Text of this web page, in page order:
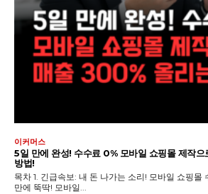
이커머스
5일 만에 완성! 수수료 0% 모바일 쇼핑몰 제작
방법!
목차 1. 긴급속보: 내 돈 나가는 소리! 모바일 쇼핑몰 수수료, 언제까지? 2. 5일
만에 뚝딱! 모바일...